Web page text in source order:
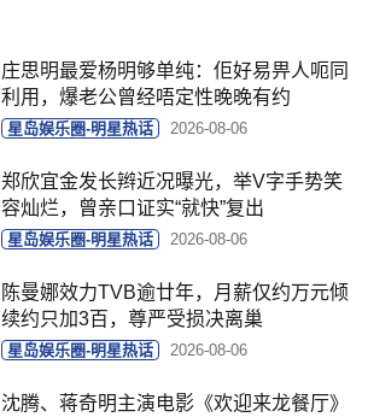
庄思明最爱杨明够单纯：佢好易畀人呃同
利用，爆老公曾经唔定性晚晚有约
星岛娱乐圈-明星热话 2026-08-06
郑欣宜金发长辫近况曝光，举V字手势笑
容灿烂，曾亲口证实“就快”复出
星岛娱乐圈-明星热话 2026-08-06
陈曼娜效力TVB逾廿年，月薪仅约万元倾
续约只加3百，尊严受损决离巢
星岛娱乐圈-明星热话 2026-08-06
沈腾、蒋奇明主演电影《欢迎来龙餐厅》